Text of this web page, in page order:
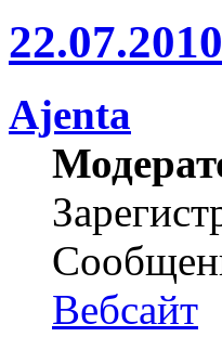
Ajenta
Вебсайт